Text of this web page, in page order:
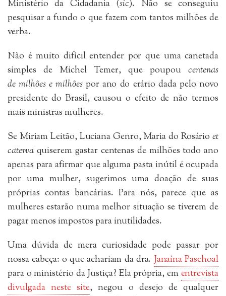
Ministério da Cidadania (sic). Não se conseguiu
pesquisar a fundo o que fazem com tantos milhões de
verba.
Não é muito difícil entender por que uma canetada
simples de Michel Temer, que poupoucentenas
de milhões e milhões por ano do erário dada pelo novo
presidente do Brasil, causou o efeito de não termos
mais ministras mulheres.
Se Miriam Leitão, Luciana Genro, Maria do Rosárioet
caterva quiserem gastar centenas de milhões todo ano
apenas para afirmar que alguma pasta inútil é ocupada
por uma mulher, sugerimos uma doação de suas
próprias contas bancárias. Para nós, parece que as
mulheres estarão numa melhor situação se tiverem de
pagar menos impostos para inutilidades.
Uma dúvida de mera curiosidade pode passar por
nossa cabeça: o que achariam da dra.Janaína Paschoal
para o ministério da Justiça? Ela própria, em entrevista
divulgada neste site, negou o desejo de qualquer